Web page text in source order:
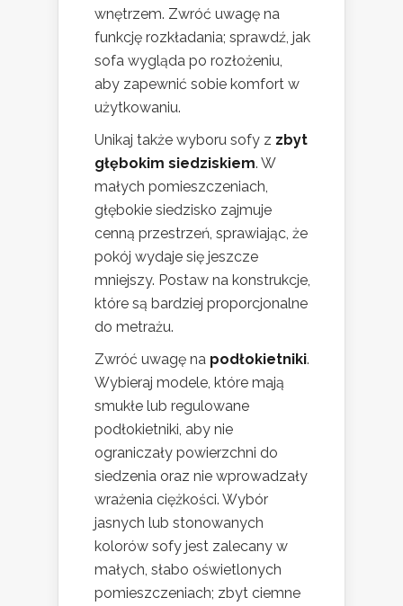
wnętrzem. Zwróć uwagę na
funkcję rozkładania; sprawdź, jak
sofa wygląda po rozłożeniu,
aby zapewnić sobie komfort w
użytkowaniu.
Unikaj także wyboru sofy z zbyt
głębokim siedziskiem. W
małych pomieszczeniach,
głębokie siedzisko zajmuje
cenną przestrzeń, sprawiając, że
pokój wydaje się jeszcze
mniejszy. Postaw na konstrukcje,
które są bardziej proporcjonalne
do metrażu.
Zwróć uwagę na podłokietniki.
Wybieraj modele, które mają
smukłe lub regulowane
podłokietniki, aby nie
ograniczały powierzchni do
siedzenia oraz nie wprowadzały
wrażenia ciężkości. Wybór
jasnych lub stonowanych
kolorów sofy jest zalecany w
małych, słabo oświetlonych
pomieszczeniach; zbyt ciemne